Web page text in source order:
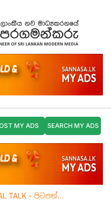
MY ADS SEARCH MY ADS
TALK - පිටපත්